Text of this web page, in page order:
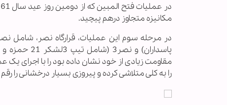
مکانیزه متجاوز درهم پیچید.
مقاومت زیادی از خود نشان داده بود را با اجرای
را به کلی متلاشی کرده و پیروزی بسیار درخشانی را رقم